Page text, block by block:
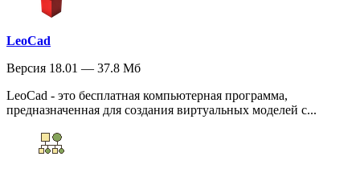
LeoCad
Версия 18.01 — 37.8 Мб
LeoCad - это бесплатная компьютерная программа,
предназначенная для создания виртуальных моделей с...